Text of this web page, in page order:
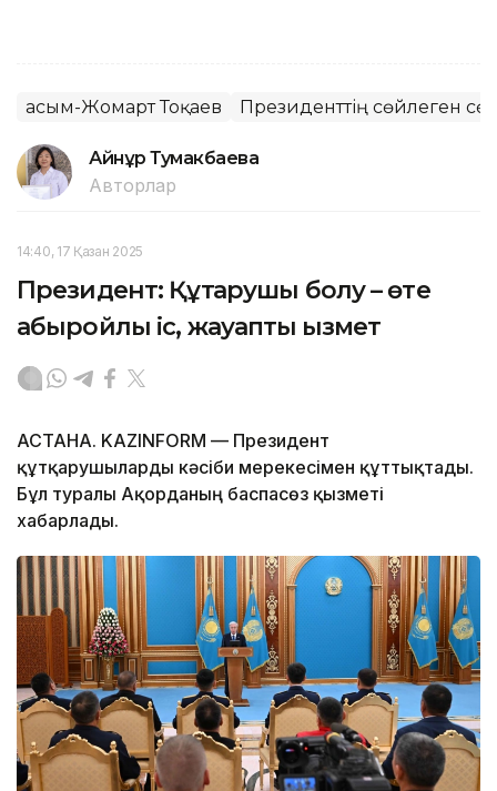
Қасым-Жомарт Тоқаев Президенттің сөйлеген
Айнұр Тумакбаева
Авторлар
14:40, 17 Қазан 2025
Президент: Құтқарушы болу – өте
абыройлы іс, жауапты қызмет
АСТАНА. KAZINFORM — Президент
құтқарушыларды кәсіби мерекесімен құттықтады.
Бұл туралы Ақорданың баспасөз қызметі
хабарлады.